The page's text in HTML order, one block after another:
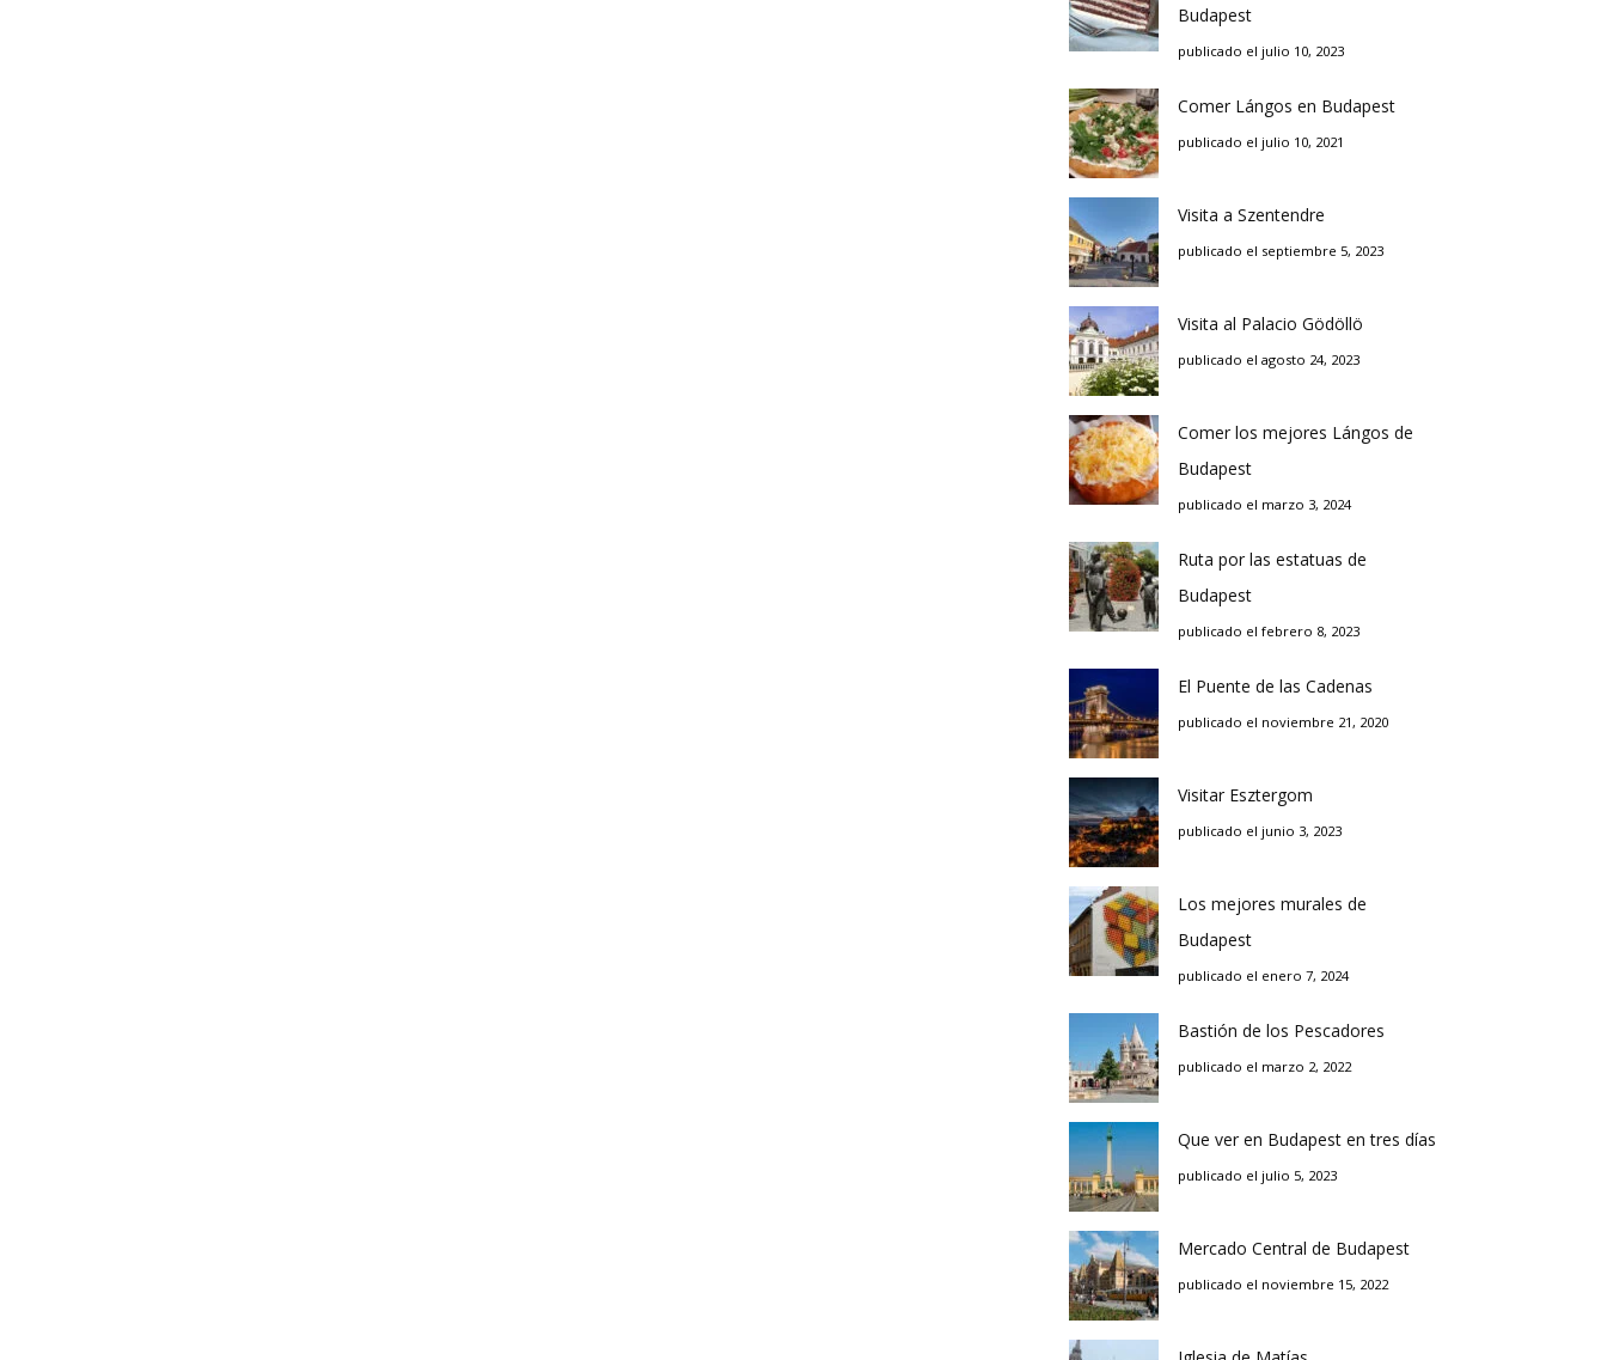
Budapest
publicado el julio 10, 2023
Comer Lángos en Budapest
publicado el julio 10, 2021
Visita a Szentendre
publicado el septiembre 5, 2023
Visita al Palacio Gödöllö
publicado el agosto 24, 2023
Comer los mejores Lángos de
Budapest
publicado el marzo 3, 2024
Ruta por las estatuas de
Budapest
publicado el febrero 8, 2023
El Puente de las Cadenas
publicado el noviembre 21, 2020
Visitar Esztergom
publicado el junio 3, 2023
Los mejores murales de
Budapest
publicado el enero 7, 2024
Bastión de los Pescadores
publicado el marzo 2, 2022
Que ver en Budapest en tres días
publicado el julio 5, 2023
Mercado Central de Budapest
publicado el noviembre 15, 2022